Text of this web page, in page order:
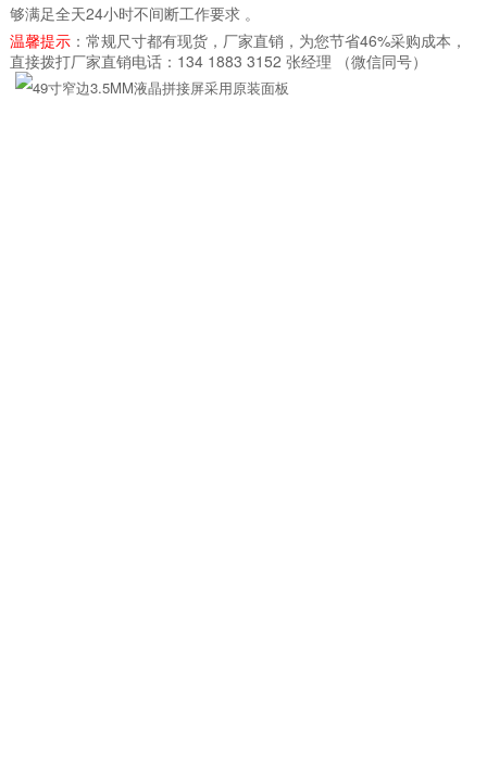
够满足全天24小时不间断工作要求 。
温馨提示：常规尺寸都有现货，厂家直销，为您节省46%采购成本，
直接拨打厂家直销电话：134 1883 3152 张经理 （微信同号）